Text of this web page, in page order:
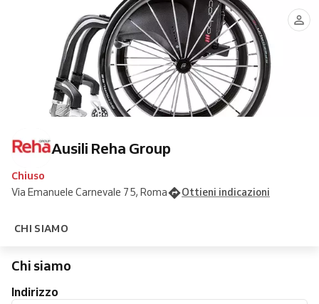
Ausili Reha Group
Chiuso
Via Emanuele Carnevale 75, Roma
Ottieni indicazioni
CHI SIAMO
Chi siamo
Indirizzo